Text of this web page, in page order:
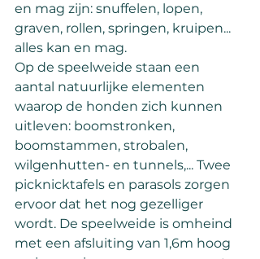
en mag zijn: snuffelen, lopen,
graven, rollen, springen, kruipen...
alles kan en mag.
Op de speelweide staan een
aantal natuurlijke elementen
waarop de honden zich kunnen
uitleven: boomstronken,
boomstammen, strobalen,
wilgenhutten- en tunnels,... Twee
picknicktafels en parasols zorgen
ervoor dat het nog gezelliger
wordt. De speelweide is omheind
met een afsluiting van 1,6m hoog